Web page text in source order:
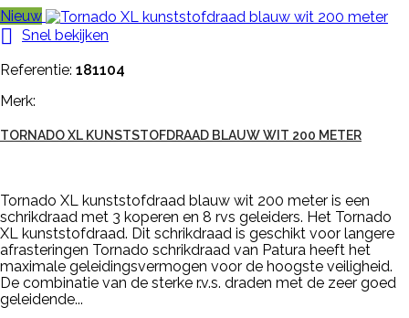
Nieuw
 Snel bekijken
Referentie: 181104
Merk:
TORNADO XL KUNSTSTOFDRAAD BLAUW WIT 200 METER
Tornado XL kunststofdraad blauw wit 200 meter is een
schrikdraad met 3 koperen en 8 rvs geleiders. Het Tornado
XL kunststofdraad. Dit schrikdraad is geschikt voor langere
afrasteringen Tornado schrikdraad van Patura heeft het
maximale geleidingsvermogen voor de hoogste veiligheid.
De combinatie van de sterke r.v.s. draden met de zeer goed
geleidende...